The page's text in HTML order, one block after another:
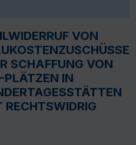
VON
SCHAFFUNG VON
PLÄTZEN IN
RECHTSWIDRIG